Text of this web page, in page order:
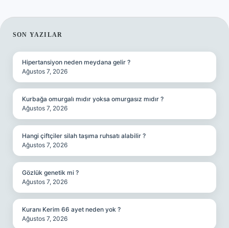
SIDEBAR
SON YAZILAR
Hipertansiyon neden meydana gelir ?
Ağustos 7, 2026
Kurbağa omurgalı mıdır yoksa omurgasız mıdır ?
Ağustos 7, 2026
Hangi çiftçiler silah taşıma ruhsatı alabilir ?
Ağustos 7, 2026
Gözlük genetik mi ?
Ağustos 7, 2026
Kuranı Kerim 66 ayet neden yok ?
Ağustos 7, 2026